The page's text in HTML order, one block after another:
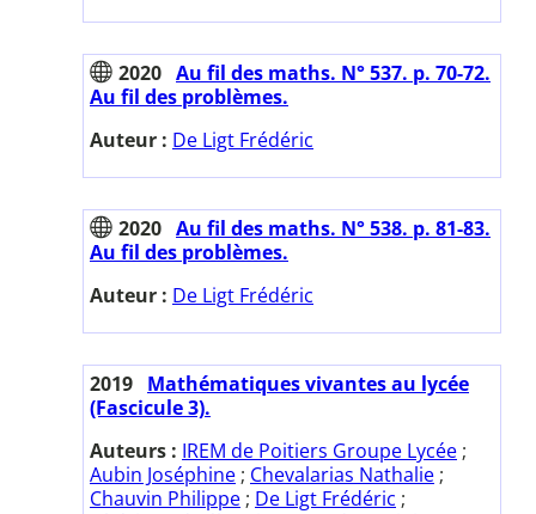
2020 Au fil des maths. N° 537. p. 70-72.
Au fil des problèmes.
Auteur : De Ligt Frédéric
2020 Au fil des maths. N° 538. p. 81-83.
Au fil des problèmes.
Auteur : De Ligt Frédéric
2019 Mathématiques vivantes au lycée
(Fascicule 3).
Auteurs : IREM de Poitiers Groupe Lycée ;
Aubin Joséphine ; Chevalarias Nathalie ;
Chauvin Philippe ; De Ligt Frédéric ;